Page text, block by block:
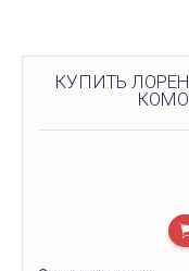
КУПИТЬ